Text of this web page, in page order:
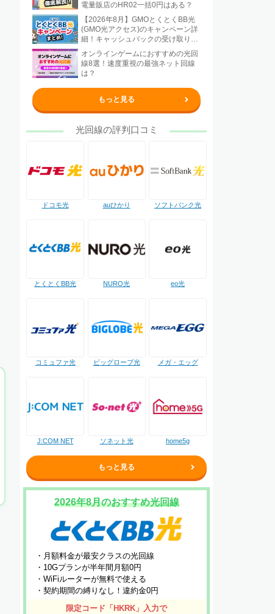
電量販店のHR02一括0円はある？
【2026年8月】GMOとくとくBB光
(GMO光アクセス)のキャンペーン詳
細！キャッシュバックの受け取り方
法も解説
オンラインゲームにおすすめの光回
線8選！速度重視の最強ネット回線
は？
もっと見る
光回線の評判口コミ
ドコモ光 auひかり ソフトバンク光
とくとくBB光 NURO光 eo光
コミュファ光 ビッグローブ光 メガ・エッグ
J:COM NET ソネット光 home5g
もっと見る
2026年8月のおすすめ光回線
・月額料金が最安クラスの光回線
・10Gプランが半年間月額0円
・WiFiルーターが無料で使える
・契約期間の縛りなし！違約金0円
限定コード「HKRK」入力で